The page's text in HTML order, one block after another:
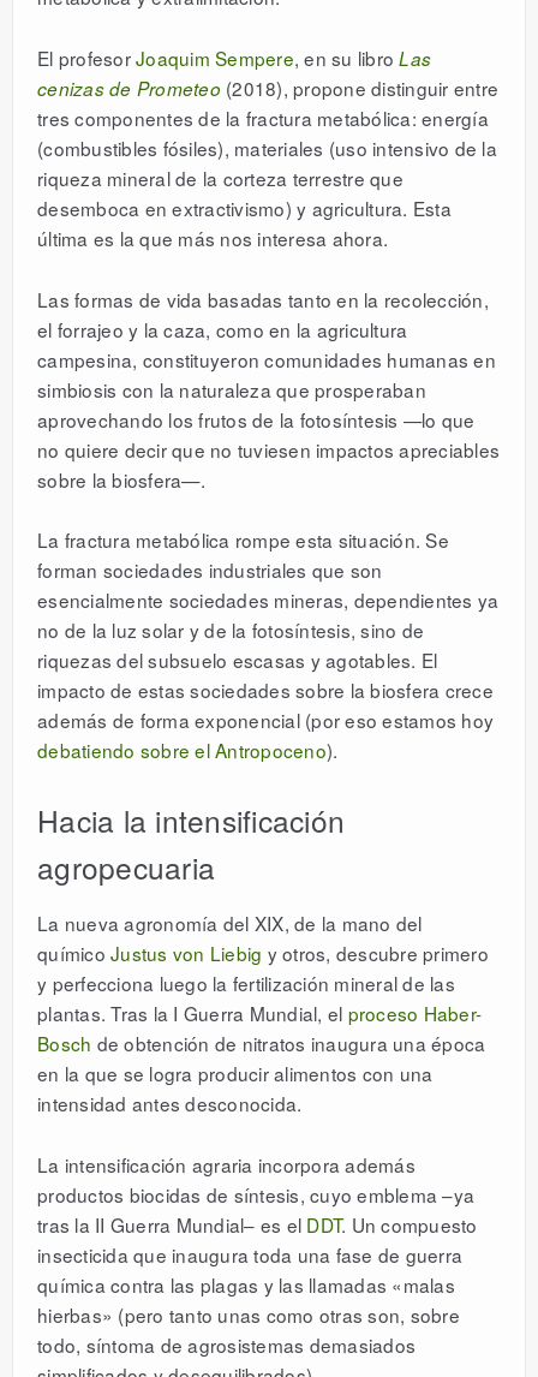
El profesorJoaquim Sempere, en su libroLas
cenizas de Prometeo (2018), propone distinguir entre
tres componentes de la fractura metabólica: energía
(combustibles fósiles), materiales (uso intensivo de la
riqueza mineral de la corteza terrestre que
desemboca en extractivismo) y agricultura. Esta
última es la que más nos interesa ahora.
Las formas de vida basadas tanto en la recolección,
el forrajeo y la caza, como en la agricultura
campesina, constituyeron comunidades humanas en
simbiosis con la naturaleza que prosperaban
aprovechando los frutos de la fotosíntesis —lo que
no quiere decir que no tuviesen impactos apreciables
sobre la biosfera—.
La fractura metabólica rompe esta situación. Se
forman sociedades industriales que son
esencialmente sociedades mineras, dependientes ya
no de la luz solar y de la fotosíntesis, sino de
riquezas del subsuelo escasas y agotables. El
impacto de estas sociedades sobre la biosfera crece
además de forma exponencial (por eso estamos hoy
debatiendo sobre el Antropoceno).
Hacia la intensificación
agropecuaria
La nueva agronomía del XIX, de la mano del
químico Justus von Liebig y otros, descubre primero
y perfecciona luego la fertilización mineral de las
plantas. Tras la I Guerra Mundial, el proceso Haber-
Bosch de obtención de nitratos inaugura una época
en la que se logra producir alimentos con una
intensidad antes desconocida.
La intensificación agraria incorpora además
productos biocidas de síntesis, cuyo emblema –ya
tras la II Guerra Mundial– es el DDT. Un compuesto
insecticida que inaugura toda una fase de guerra
química contra las plagas y las llamadas «malas
hierbas» (pero tanto unas como otras son, sobre
todo, síntoma de agrosistemas demasiados